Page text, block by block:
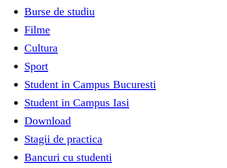
Burse de studiu
Filme
Cultura
Sport
Student in Campus Bucuresti
Student in Campus Iasi
Download
Stagii de practica
Bancuri cu studenti